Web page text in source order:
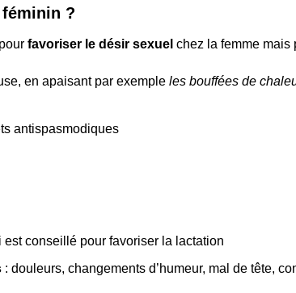
?
favoriser le désir sexuel chez la femme mais
en apaisant par exemple les bouffées de
antispasmodiques
conseillé pour favoriser la lactation
: douleurs, changements d’humeur, mal de tête,